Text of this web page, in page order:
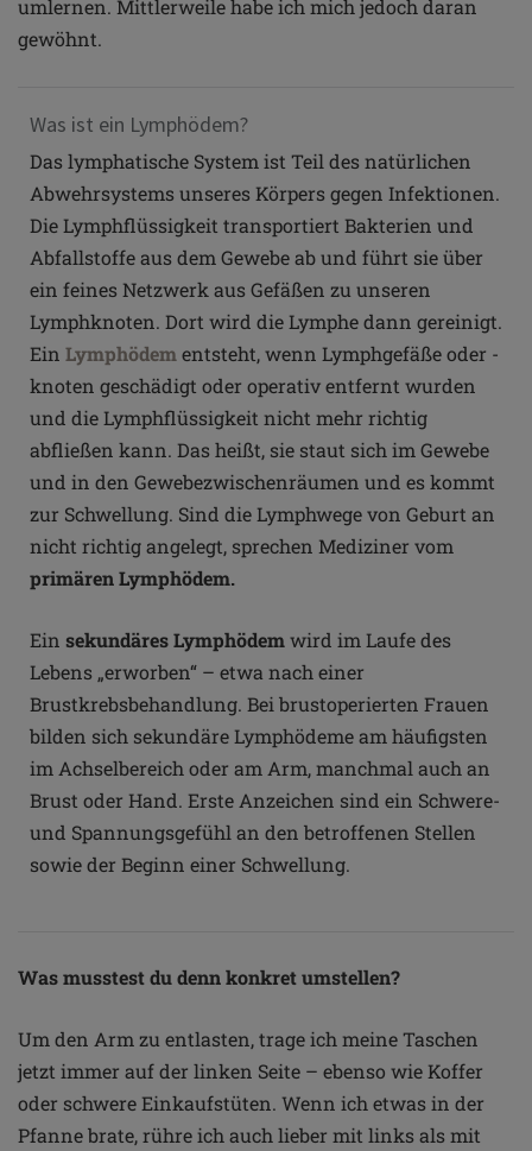
umlernen. Mittlerweile habe ich mich jedoch daran
gewöhnt.
Was ist ein Lymphödem?
Das lymphatische System ist Teil des natürlichen
Abwehrsystems unseres Körpers gegen Infektionen.
Die Lymphflüssigkeit transportiert Bakterien und
Abfallstoffe aus dem Gewebe ab und führt sie über
ein feines Netzwerk aus Gefäßen zu unseren
Lymphknoten. Dort wird die Lymphe dann gereinigt.
Ein Lymphödementsteht, wenn Lymphgefäße oder -
knoten geschädigt oder operativ entfernt wurden
und die Lymphflüssigkeit nicht mehr richtig
abfließen kann. Das heißt, sie staut sich im Gewebe
und in den Gewebezwischenräumen und es kommt
zur Schwellung. Sind die Lymphwege von Geburt an
nicht richtig angelegt, sprechen Mediziner vom
primären Lymphödem.
Ein sekundäres Lymphödemwird im Laufe des
Lebens „erworben“ – etwa nach einer
Brustkrebsbehandlung. Bei brustoperierten Frauen
bilden sich sekundäre Lymphödeme am häufigsten
im Achselbereich oder am Arm, manchmal auch an
Brust oder Hand. Erste Anzeichen sind ein Schwere-
und Spannungsgefühl an den betroffenen Stellen
sowie der Beginn einer Schwellung.
Was musstest du denn konkret umstellen?
Um den Arm zu entlasten, trage ich meine Taschen
jetzt immer auf der linken Seite – ebenso wie Koffer
oder schwere Einkaufstüten. Wenn ich etwas in der
Pfanne brate, rühre ich auch lieber mit links als mit